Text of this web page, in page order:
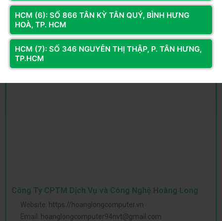
Công Ty CPTM Dịch Vụ và Công Nghệ Hoàng Long
Website: https://hoanglongcomputer.vn
Email: hoanglongcomputer94nvt@gmail.com
HCM (6): SỐ 866 TÂN KỲ TÂN QUÝ, BÌNH HƯNG
HOÀ, TP. HCM
HCM (7): SỐ 346 NGUYỄN THỊ THẬP, P. TÂN HƯNG,
TP.HCM